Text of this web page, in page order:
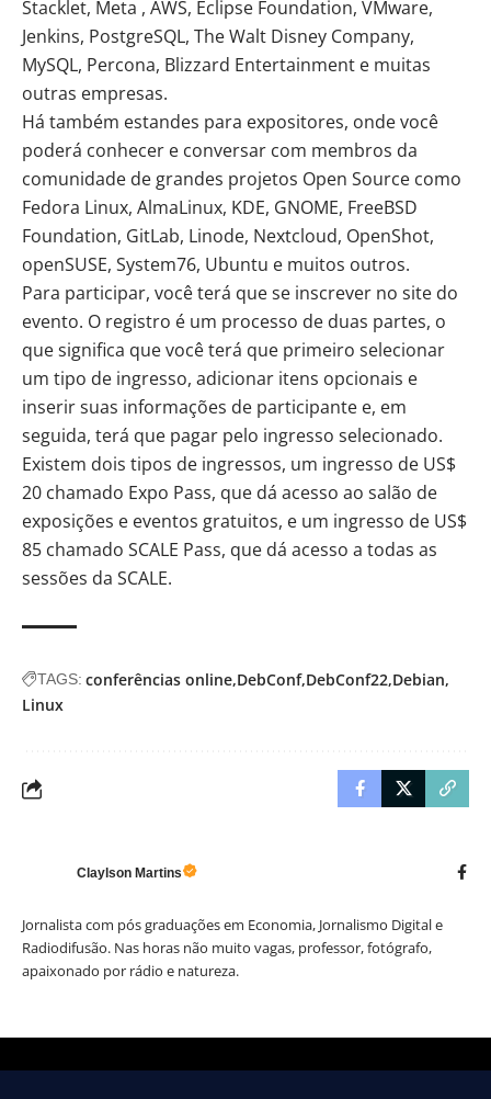
Stacklet, Meta , AWS, Eclipse Foundation, VMware,
Jenkins, PostgreSQL, The Walt Disney Company,
MySQL, Percona, Blizzard Entertainment e muitas
outras empresas.
Há também estandes para expositores, onde você
poderá conhecer e conversar com membros da
comunidade de grandes projetos Open Source como
Fedora Linux, AlmaLinux, KDE, GNOME, FreeBSD
Foundation, GitLab, Linode, Nextcloud, OpenShot,
openSUSE, System76, Ubuntu e muitos outros.
Para participar, você terá que se inscrever no site do
evento. O registro é um processo de duas partes, o
que significa que você terá que primeiro selecionar
um tipo de ingresso, adicionar itens opcionais e
inserir suas informações de participante e, em
seguida, terá que pagar pelo ingresso selecionado.
Existem dois tipos de ingressos, um ingresso de US$
20 chamado Expo Pass, que dá acesso ao salão de
exposições e eventos gratuitos, e um ingresso de US$
85 chamado SCALE Pass, que dá acesso a todas as
sessões da SCALE.
TAGS: conferências online DebConf DebConf22 Debian
Linux
Claylson Martins
Jornalista com pós graduações em Economia, Jornalismo Digital e
Radiodifusão. Nas horas não muito vagas, professor, fotógrafo,
apaixonado por rádio e natureza.